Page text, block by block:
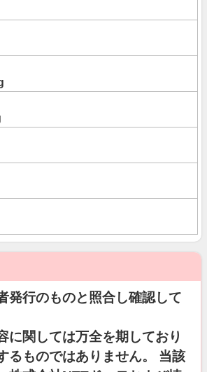
発行のものと照合し確認して
に関しては万全を期しており
るものではありません。 当該